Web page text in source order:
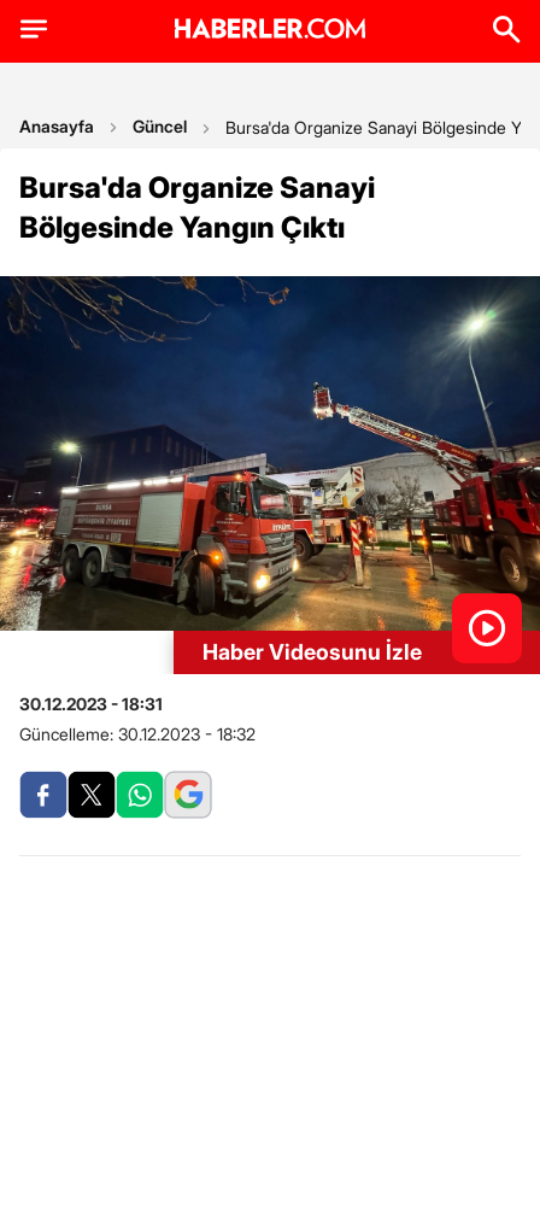
Anasayfa Güncel Bursa'da Organize Sanayi Bölgesinde
Bursa'da Organize Sanayi
Bölgesinde Yangın Çıktı
Haber Videosunu İzle
30.12.2023 - 18:31
Güncelleme: 30.12.2023 - 18:32